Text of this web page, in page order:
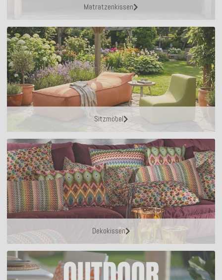
Matratzenkissen
Sitzmöbel
Dekokissen